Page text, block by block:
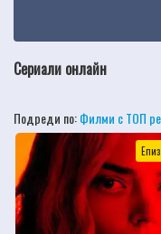
Сериали онлайн
Подреди по:Филми с ТОП